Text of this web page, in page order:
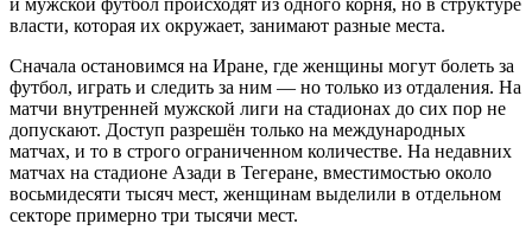
власти, которая их окружает, занимают разные места.
Сначала остановимся на Иране, где женщины могут болеть за
футбол, играть и следить за ним — но только из отдаления. На
матчи внутренней мужской лиги на стадионах до сих пор не
допускают. Доступ разрешён только на международных
матчах, и то в строго ограниченном количестве. На недавних
матчах на стадионе Азади в Тегеране, вместимостью около
восьмидесяти тысяч мест, женщинам выделили в отдельном
секторе примерно три тысячи мест.